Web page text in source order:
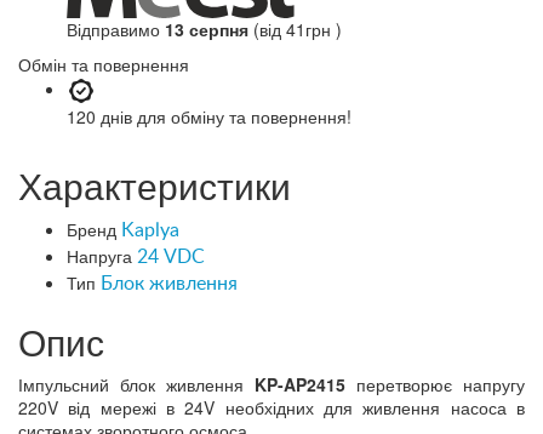
Відправимо 13 серпня (від 41грн )
Обмін та повернення
120 днів для обміну та повернення!
Характеристики
Бренд Kaplya
Напруга 24 VDC
Тип Блок живлення
Опис
Імпульсний блок живлення KP-AP2415 перетворює напругу
220V від мережі в 24V необхідних для живлення насоса в